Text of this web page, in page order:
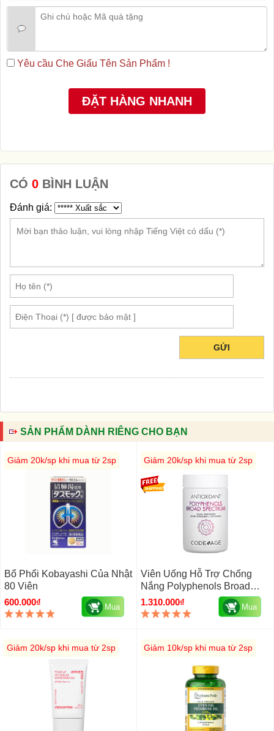
Yêu cầu Che Giấu Tên Sản Phẩm !
CÓ 0 BÌNH LUẬN
Đánh giá:
GỬI
SẢN PHẨM DÀNH RIÊNG CHO BẠN
Giảm 20k/sp khi mua từ 2sp
Bổ Phổi Kobayashi Của Nhật
80 Viên
600.000₫
Mua
Giảm 20k/sp khi mua từ 2sp
Viên Uống Hỗ Trợ Chống
Nắng Polyphenols Broad
Spectrum Codeage Của Mỹ
Hộp 120 Viên
1.310.000₫ Mua
Giảm 20k/sp khi mua từ 2sp Giảm 10k/sp khi mua từ 2sp